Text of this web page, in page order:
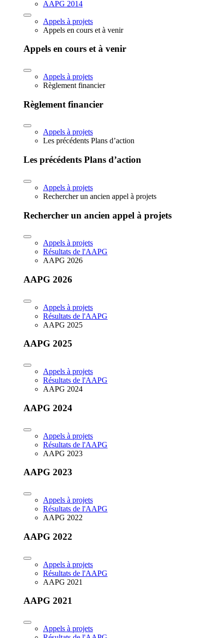
AAPG 2014
Appels à projets
Appels en cours et à venir
Appels en cours et à venir
Appels à projets
Règlement financier
Règlement financier
Appels à projets
Les précédents Plans d’action
Les précédents Plans d’action
Appels à projets
Rechercher un ancien appel à projets
Rechercher un ancien appel à projets
Appels à projets
Résultats de l'AAPG
AAPG 2026
AAPG 2026
Appels à projets
Résultats de l'AAPG
AAPG 2025
AAPG 2025
Appels à projets
Résultats de l'AAPG
AAPG 2024
AAPG 2024
Appels à projets
Résultats de l'AAPG
AAPG 2023
AAPG 2023
Appels à projets
Résultats de l'AAPG
AAPG 2022
AAPG 2022
Appels à projets
Résultats de l'AAPG
AAPG 2021
AAPG 2021
Appels à projets